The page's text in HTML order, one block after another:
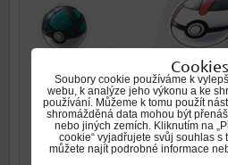
Cookies
Soubory cookie používáme k
webu, k analýze jeho výkonu a ke
používání. Můžeme k tomu použít
shromážděná data mohou být
nebo jiných zemích. Kliknutím na
cookie“ vyjadřujete svůj souhlas s
můžete najít podrobné informace